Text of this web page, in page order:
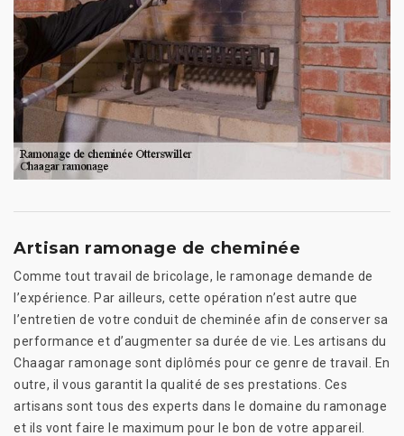
Artisan ramonage de cheminée
Comme tout travail de bricolage, le ramonage demande de
l’expérience. Par ailleurs, cette opération n’est autre que
l’entretien de votre conduit de cheminée afin de conserver sa
performance et d’augmenter sa durée de vie. Les artisans du
Chaagar ramonage sont diplômés pour ce genre de travail. En
outre, il vous garantit la qualité de ses prestations. Ces
artisans sont tous des experts dans le domaine du ramonage
et ils vont faire le maximum pour le bon de votre appareil.